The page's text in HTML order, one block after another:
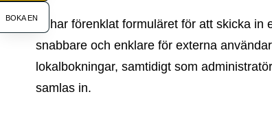
BOKA ENVi har förenklat formuläret för att skicka in
snabbare och enklare för externa
lokalbokningar, samtidigt som
samlas in.